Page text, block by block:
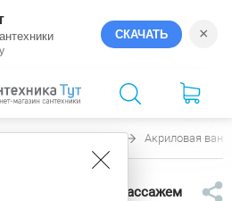
СКАЧАТЬ ×
Акриловая
Glamour 150x150
Белый с гидромассажем